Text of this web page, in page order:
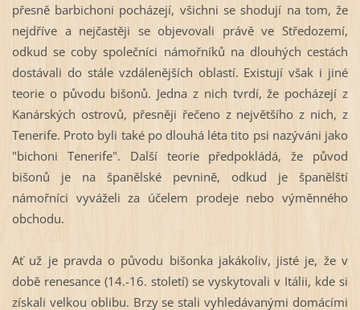
přesně barbichoni pocházejí, všichni se shodují na tom, že
nejdříve a nejčastěji se objevovali právě ve Středozemí,
odkud se coby společníci námořníků na dlouhých cestách
dostávali do stále vzdálenějších oblastí. Existují však i jiné
teorie o původu bišonů. Jedna z nich tvrdí, že pocházejí z
Kanárských ostrovů, přesněji řečeno z největšího z nich, z
Tenerife. Proto byli také po dlouhá léta tito psi nazýváni jako
"bichoni Tenerife". Další teorie předpokládá, že původ
bišonů je na španělské pevnině, odkud je španělští
námořníci vyváželi za účelem prodeje nebo výměnného
obchodu.
Ať už je pravda o původu bišonka jakákoliv, jisté je, že v
době renesance (14.-16. století) se vyskytovali v Itálii, kde si
získali velkou oblibu. Brzy se stali vyhledávanými domácími